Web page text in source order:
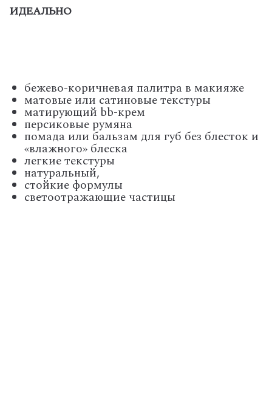
ИДЕАЛЬНО
бежево-коричневая палитра в макияже
матовые или сатиновые текстуры
матирующий bb-крем
персиковые румяна
помада или бальзам для губ без блесток и
«влажного» блеска
легкие текстуры
натуральный,
стойкие формулы
светоотражающие частицы